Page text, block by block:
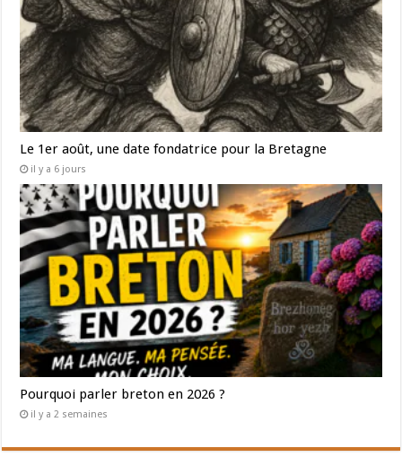
Le 1er août, une date fondatrice pour la Bretagne
il y a 6 jours
Pourquoi parler breton en 2026 ?
il y a 2 semaines